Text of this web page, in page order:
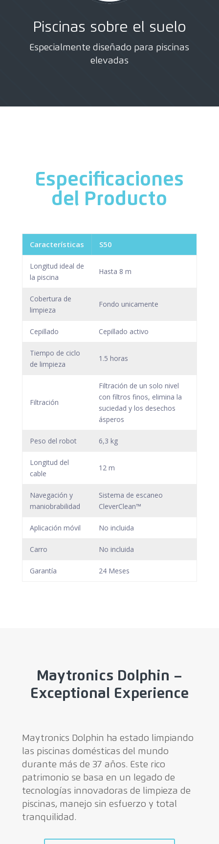
Piscinas sobre el suelo
Especialmente diseñado para piscinas
elevadas
Especificaciones
del Producto
Características S50
Longitud ideal de
la piscina
Hasta 8 m
Cobertura de
limpieza
Fondo unicamente
Cepillado Cepillado activo
Tiempo de ciclo
de limpieza
1.5 horas
Filtración
Filtración de un solo nivel
con filtros finos, elimina la
suciedad y los desechos
ásperos
Peso del robot 6,3 kg
Longitud del
cable
12 m
Navegación y
maniobrabilidad
Sistema de escaneo
CleverClean™
Aplicación móvil No incluida
Carro No incluida
Garantía 24 Meses
Maytronics Dolphin –
Exceptional Experience
Maytronics Dolphin ha estado limpiando
las piscinas domésticas del mundo
durante más de 37 años. Este rico
patrimonio se basa en un legado de
tecnologías innovadoras de limpieza de
piscinas, manejo sin esfuerzo y total
tranquilidad.